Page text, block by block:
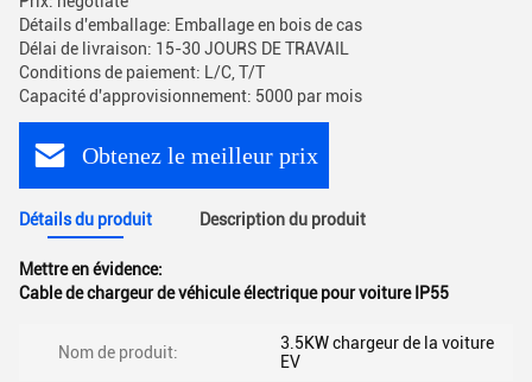
Détails d'emballage: Emballage en bois de cas
Délai de livraison: 15-30 JOURS DE TRAVAIL
Conditions de paiement: L/C, T/T
Capacité d'approvisionnement: 5000 par mois
Obtenez le meilleur prix
Détails du produit Description du produit
Mettre en évidence:
Cable de chargeur de véhicule électrique pour voiture IP55
Nom de produit:
3.5KW chargeur de la voiture
EV